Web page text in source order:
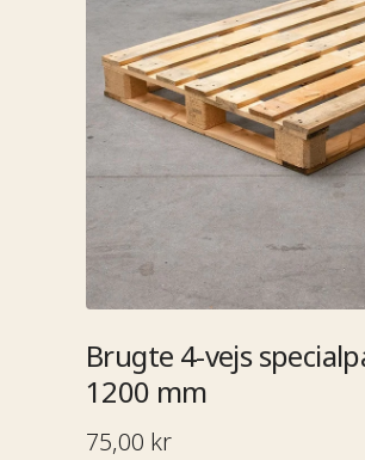
Brugte 4-vejs
1200 mm​​​​‌ ‍ ​‍​‍‌‍ ‌ ​‍‌‍‍‌‌‍‌ ‌‍‍‌‌‍ ‍​‍​‍​ ‍‍​‍​‍‌ ​ ‌‍​‌‌‍ ‍‌‍‍‌‌ ‌​‌ ‍‌​‍ ‍‌‍‍‌‌‍ ​‍​‍​‍ ​​‍​‍‌‍‍​‌ ​‍‌‍‌‌‌‍‌‍​‍​‍​ ‍‍​‍​‍‌ ​ ‌ ‌‌‌ ​​‌‍‌‌‌ ​‍​‍ ‌‌‍ ​‌‍ ‌‍‌ ‌‍‍‌‌‍ ‍​‍ ‌‍‍‌‌‍ ‍‌ ‌​‌‍‌‌‌‍ ‍‌ ‌​​‍ ‌‍‌‌‌‍‌​‌‍‍‌‌ ‌​​‍ ‌‍ ‌‌‍ ‌‍‌​‌‍‌‌​ ‌‌ ​​‌ ​‍‌‍‌‌‌ ​ ‌‍‌‌‌‍ ‍‌ ‌​‌‍​‌‌ ‌​‌‍‍‌‌‍ ‌‍ ‍​ ‍ ‌‍‍‌‌‍‌​​ ‌‌ ​ ‌‍‍​‌‍ ‌ ​​‌‍‍‌‌‍‌‍‌ ‍‌‌‌​​‌ ​‍‌‍ ‌‍‌​‌ ‌‌‌‍​ ‌ ‌​​‍ ‌​ ‌‍​ ‍​​ ​‌​ ‍​​ ​​​ ‍​​ ​‌​ ‍​​ ‌‍​ ‌‌​ ‍‌​ ​ ​ ‌‌​ ‍ ‌ ‌​‌ ‍‌‌ ​​‌‍‌‌​ ‌‌ ​​‌ ​‍‌‍ ‌‍‌​‌ ‌‌‌‍​ ‌ ‌​​ ‍ ‌ ​​‌‍​‌‌ ‌​‌‍‍​​ ‌‌ ​ ‌ ‌​‌‍ ‌ ​‍‌‍‌‌​‍ ‍‌ ‌​‌‍‍‌‌ ‌​‌‍ ​‌‍‌‌​ ‌‍​‍‌‍​‌‌ ​ ‌‍‌‌‌‌‌‌‌ ​‍‌‍ ​​ ‌‌ ​ ‌ ‌‌‌ ​​‌‍‌‌‌ ​‍​‍ ‌‌‍ ​‌‍ ‌‍‌ ‌‍‍‌‌‍ ‍​‍‌‍‌‍‍‌‌‍‌​​ ‌‌ ​ ‌‍‍​‌‍ ‌ ​​‌‍‍‌‌‍‌‍‌ ‍‌‌‌​​‌ ​‍‌‍ ‌‍‌​‌ ‌‌‌‍​ ‌ ‌​​‍ ‌​ ‌‍​ ‍​​ ​‌​ ‍​​ ​​​ ‍​​ ​‌​ ‍​​ ‌‍​ ‌‌​ ‍‌​ ​ ​ ‌‌​‍‌‍‌ ‌​‌ ‍‌‌ ​​‌‍‌‌​ ‌‌ ​​‌ ​‍‌‍ ‌‍‌​‌ ‌‌‌‍​ ‌ ‌​​‍‌‍‌ ​​‌‍​‌‌ ‌​‌‍‍​​ ‌‌ ​ ‌ ‌​‌‍ ‌ ​‍‌‍‌‌​‍ ‍‌ ‌​‌‍‍‌‌ ‌​‌‍ ​‌‍‌‌​‍‌‍‌ ​​‌‍‌‌‌ ​‍‌ ​ ‌ ​​‌‍‌‌‌‍​ ‌ ‌​‌‍‍‌‌ ‌‍‌‍‌‌​ ‌‌ ​​‌ ‌‌‌‍​‍‌‍ ​‌‍‍‌‌ ​ ‌‍‍​‌‍‌‌‌‍‌​​‍​‍‌ ‌
75,00 kr